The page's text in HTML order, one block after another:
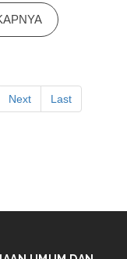
Next Last